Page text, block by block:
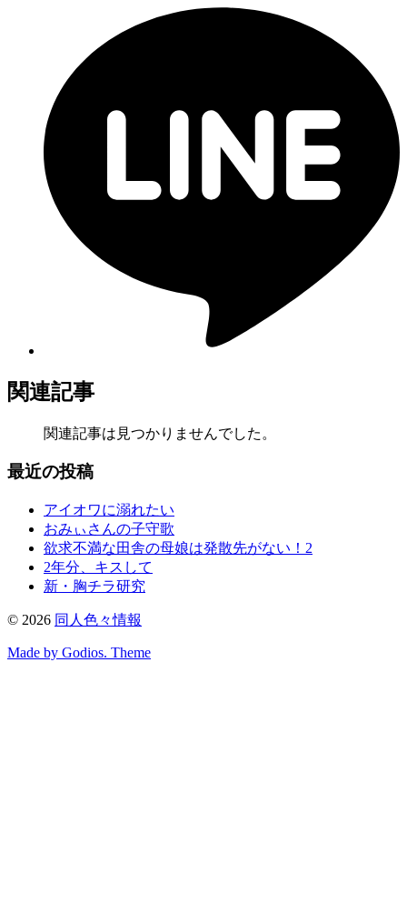
関連記事
関連記事は見つかりませんでした。
最近の投稿
アイオワに溺れたい
おみぃさんの子守歌
欲求不満な田舎の母娘は発散先がない！2
2年分、キスして
新・胸チラ研究
© 2026 同人色々情報
Made by Godios. Theme